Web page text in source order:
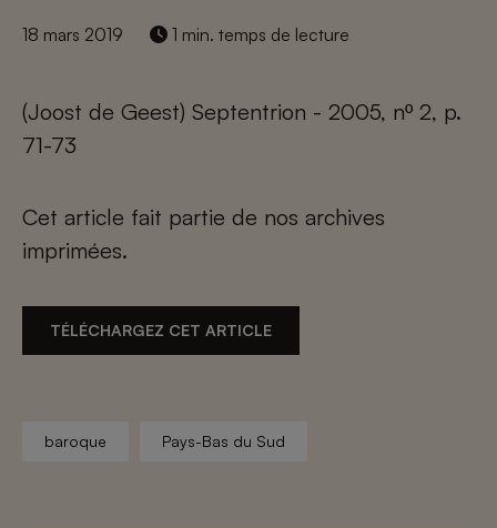
18 mars 2019 1 min. temps de lecture
(Joost de Geest) Septentrion - 2005, nº 2, p.
71-73
Cet article fait partie de nos archives
imprimées.
TÉLÉCHARGEZ CET ARTICLE
baroque Pays-Bas du Sud